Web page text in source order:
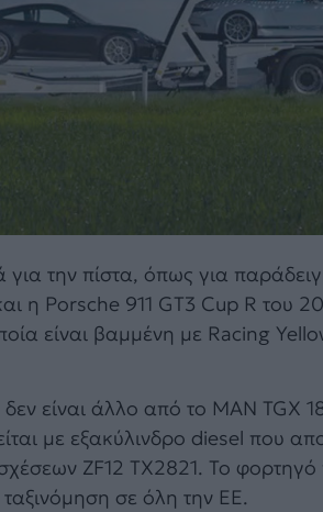
για την πίστα, όπως για
η Porsche 911 GT3 Cup R του
είναι βαμμένη με Racing
είναι άλλο από το MAN TGX
με εξακύλινδρο diesel που
ZF12 TX2821. Το φορτηγό
σε όλη την ΕΕ.